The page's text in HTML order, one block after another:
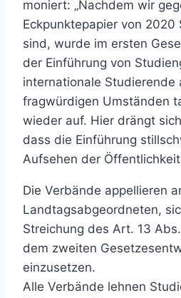
moniert: „Nachdem wir
Eckpunktepapier von 2020
sind, wurde im ersten
der Einführung von
internationale Studierende
fragwürdigen Umständen
wieder auf. Hier drängt
dass die Einführung
Aufsehen der
Die Verbände appellieren
Landtagsabgeordneten,
Streichung des Art. 13
dem zweiten
einzusetzen.
Alle Verbände lehnen